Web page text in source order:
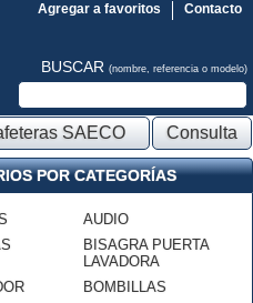
Contacto
Agregar a favoritos
BUSCAR (nombre, referencia o modelo)
SAECO Consulta
POR CATEGORÍAS
AUDIO
BISAGRA PUERTA
LAVADORA
BOMBILLAS